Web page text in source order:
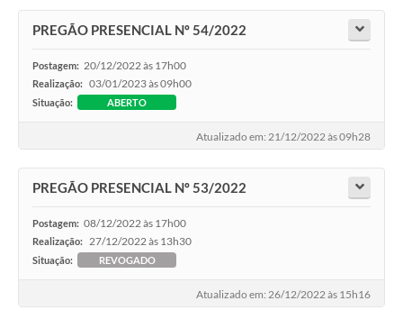
Calendário de vacinação Covid-19
Galeria de Fotos
Ouvidoria
Arquivos para Download
PREGÃO PRESENCIAL Nº 54/2022
Postagem: 20/12/2022 às 17h00
Realização: 03/01/2023 às 09h00
Situação: ABERTO
Atualizado em: 21/12/2022 às 09h28
PREGÃO PRESENCIAL Nº 53/2022
Postagem: 08/12/2022 às 17h00
Realização: 27/12/2022 às 13h30
Situação: REVOGADO
Atualizado em: 26/12/2022 às 15h16